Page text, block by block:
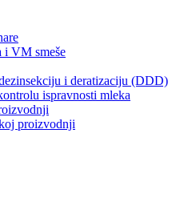
i VM smeše
i deratizaciju (DDD)
ispravnosti mleka
proizvodnji